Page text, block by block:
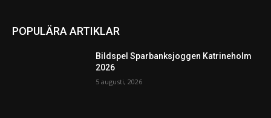
POPULÄRA ARTIKLAR
Bildspel Sparbanksjoggen Katrineholm
2026
5 augusti, 2026